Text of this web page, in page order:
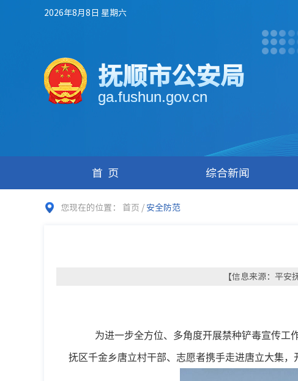
2026年8月8日 星期六
抚顺市公安局
ga.fushun.gov.cn
首页 综合新闻
您现在的位置： 首页 / 安全防范
【信息来源：平
为进一步全方位、多角度开展禁种铲毒宣传工
抚区千金乡唐立村干部、志愿者携手走进唐立大集